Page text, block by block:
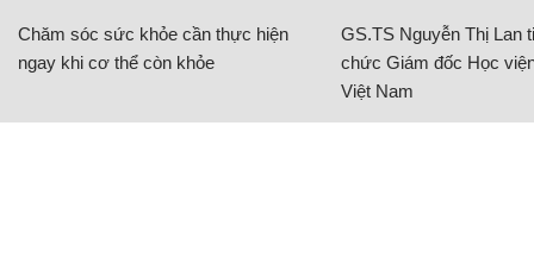
Chăm sóc sức khỏe cần thực hiện
ngay khi cơ thể còn khỏe
GS.TS Nguyễn Thị Lan
chức Giám đốc Học
Việt Nam